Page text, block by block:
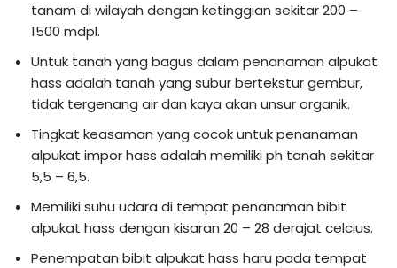
tanam di wilayah dengan ketinggian sekitar 200 –
1500 mdpl.
Untuk tanah yang bagus dalam penanaman alpukat
hass adalah tanah yang subur bertekstur gembur,
tidak tergenang air dan kaya akan unsur organik.
Tingkat keasaman yang cocok untuk penanaman
alpukat impor hass adalah memiliki ph tanah sekitar
5,5 – 6,5.
Memiliki suhu udara di tempat penanaman bibit
alpukat hass dengan kisaran 20 – 28 derajat celcius.
Penempatan bibit alpukat hass haru pada tempat